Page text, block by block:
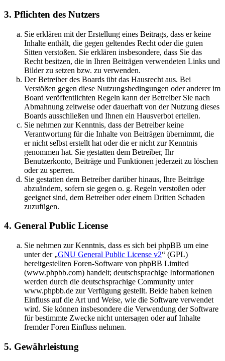
3. Pflichten des Nutzers
Sie erklären mit der Erstellung eines Beitrags, dass er keine
Inhalte enthält, die gegen geltendes Recht oder die guten
Sitten verstoßen. Sie erklären insbesondere, dass Sie das
Recht besitzen, die in Ihren Beiträgen verwendeten Links und
Bilder zu setzen bzw. zu verwenden.
Der Betreiber des Boards übt das Hausrecht aus. Bei
Verstößen gegen diese Nutzungsbedingungen oder anderer im
Board veröffentlichten Regeln kann der Betreiber Sie nach
Abmahnung zeitweise oder dauerhaft von der Nutzung dieses
Boards ausschließen und Ihnen ein Hausverbot erteilen.
Sie nehmen zur Kenntnis, dass der Betreiber keine
Verantwortung für die Inhalte von Beiträgen übernimmt, die
er nicht selbst erstellt hat oder die er nicht zur Kenntnis
genommen hat. Sie gestatten dem Betreiber, Ihr
Benutzerkonto, Beiträge und Funktionen jederzeit zu löschen
oder zu sperren.
Sie gestatten dem Betreiber darüber hinaus, Ihre Beiträge
abzuändern, sofern sie gegen o. g. Regeln verstoßen oder
geeignet sind, dem Betreiber oder einem Dritten Schaden
zuzufügen.
4. General Public License
Sie nehmen zur Kenntnis, dass es sich bei phpBB um eine
unter der „GNU General Public License v2“ (GPL)
bereitgestellten Foren-Software von phpBB Limited
(www.phpbb.com) handelt; deutschsprachige Informationen
werden durch die deutschsprachige Community unter
www.phpbb.de zur Verfügung gestellt. Beide haben keinen
Einfluss auf die Art und Weise, wie die Software verwendet
wird. Sie können insbesondere die Verwendung der Software
für bestimmte Zwecke nicht untersagen oder auf Inhalte
fremder Foren Einfluss nehmen.
5. Gewährleistung